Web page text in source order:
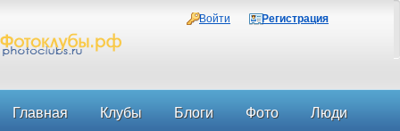
Войти Регистрация
Главная Клубы Блоги Фото Люди